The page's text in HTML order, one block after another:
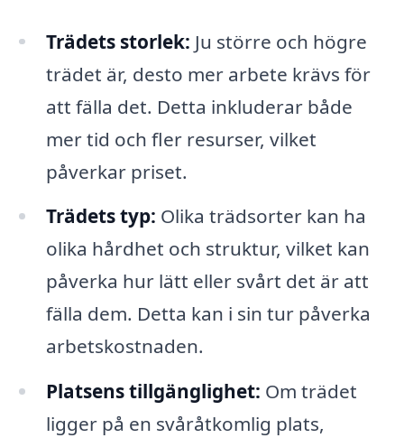
Trädets storlek: Ju större och högre
trädet är, desto mer arbete krävs för
att fälla det. Detta inkluderar både
mer tid och fler resurser, vilket
påverkar priset.
Trädets typ: Olika trädsorter kan ha
olika hårdhet och struktur, vilket kan
påverka hur lätt eller svårt det är att
fälla dem. Detta kan i sin tur påverka
arbetskostnaden.
Platsens tillgänglighet: Om trädet
ligger på en svåråtkomlig plats,